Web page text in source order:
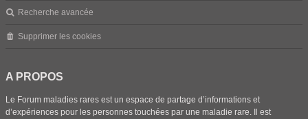
Recherche avancée
Supprimer les cookies
A PROPOS
Le Forum maladies rares est un espace de partage d’informations et
d’expériences pour les personnes touchées par une maladie rare. Il est